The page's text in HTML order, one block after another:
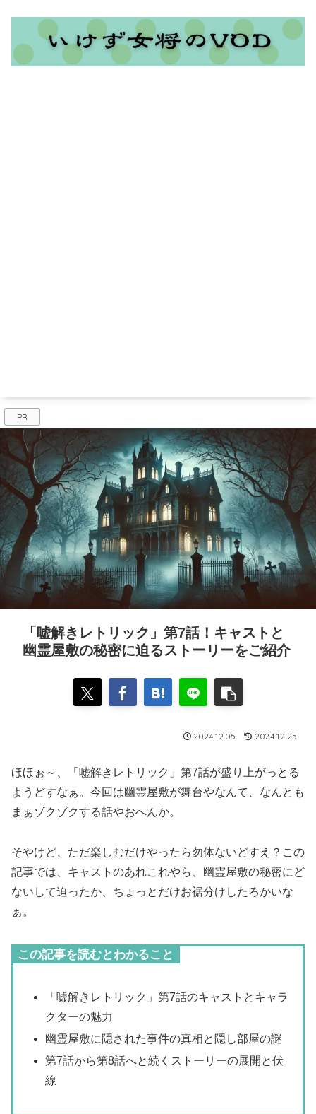
PR
「嘘解きレトリック」第7話！キャストと
幽霊屋敷の秘密に迫るストーリーをご紹介
2024.12.05 2024.12.25
ほほぉ～、「嘘解きレトリック」第7話が盛り上がっとる
ようどすなぁ。今回は幽霊屋敷が舞台やなんて、なんとも
まぁゾクゾクする話やおへんか。
そやけど、ただ楽しむだけやったら勿体ないどすえ？この
記事では、キャストのあれこれやら、幽霊屋敷の秘密にど
ないして迫ったか、ちょっとだけお裾分けしたろかいな
ぁ。
この記事を読むとわかること
「嘘解きレトリック」第7話のキャストとキャラ
クターの魅力
幽霊屋敷に隠された事件の真相と隠し部屋の謎
第7話から第8話へと続くストーリーの展開と伏
線